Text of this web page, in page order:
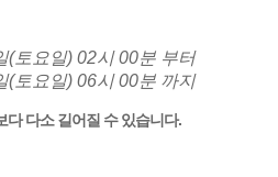
(토요일) 02시 00분 부터
(토요일) 06시 00분 까지
다 다소 길어질 수 있습니다.